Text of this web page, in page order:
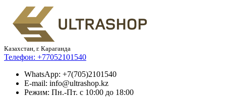
Казахстан, г. Караганда
Телефон: +77052101540
WhatsApp: +7(705)2101540
E-mail: info@ultrashop.kz
Режим: Пн.-Пт. с 10:00 до 18:00